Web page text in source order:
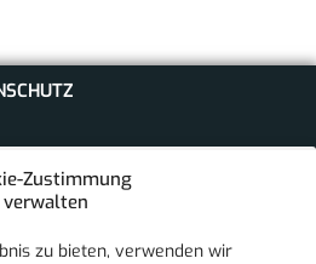
Zustimmung
verwalten
zu bieten, verwenden wir